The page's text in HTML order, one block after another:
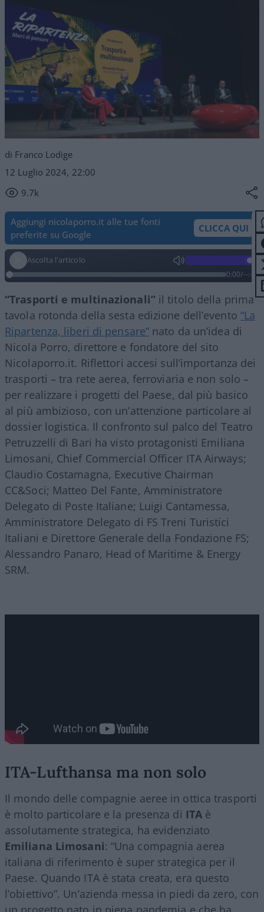
di Franco Lodige
12 Luglio 2024, 22:00
9.7k
Aggiungi nicolaporro.it alle tue fonti
preferite su Google
CLICCA QUI
Ascolta l'articolo
0:00/--:--
“Trasporti e multinazionali”il titolo della prima
tavola rotonda della sesta edizione dell’evento “La
Ripartenza, liberi di pensare” nato da un’idea di
Nicola Porro, direttore e fondatore del sito
Nicolaporro.it. Riflettori accesi sull’importanza dei
trasporti – tra rete aerea, ferroviaria e non solo –
per realizzare i progetti del Paese, dal più basico
al più ambizioso, con un’attenzione particolare al
dossier logistica. Il confronto sul palco del Teatro
Petruzzelli di Bari ha visto protagonisti Emiliana
Limosani, Chief Commercial Officer ITA Airways;
Claudio Costamagna, Executive Chairman
CC&Soci; Matteo Del Fante, Amministratore
Delegato di Poste Italiane; Luigi Cantamessa,
Amministratore Delegato di FS Treni Turistici
Italiani e Direttore Generale della Fondazione FS;
Alessandro Panaro, Head of Maritime & Energy
SRM.
ITA-Lufthansa ma non solo
Il mondo delle compagnie aeree in ottica trasporti
è molto particolare e la presenza di ITA è
assolutamente strategica, ha evidenziato
Emiliana Limosani: “Una compagnia aerea
italiana di riferimento è super strategica per il
Paese. Quando ITA è stata creata, era questo
l’obiettivo”. Un’azienda messa in piedi da zero, con